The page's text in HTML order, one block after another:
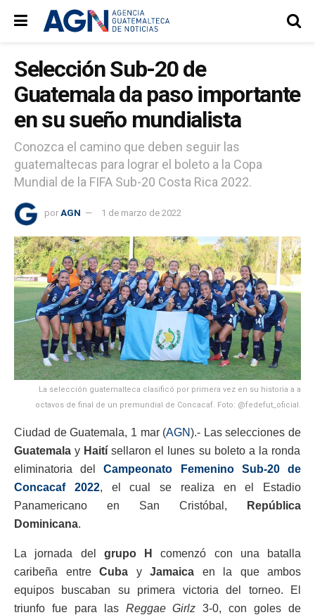
Selección Sub-20 de
Guatemala da paso importante
en su sueño mundialista
Conozca el camino que deben seguir las
guatemaltecas para lograr el boleto a la Copa
Mundial de la FIFA Sub-20 Costa Rica 2022.
por AGN 1 de marzo de 2022
La selección guatemalteca clasificó por primera vez en su historia a a
octavos de final de un premundial de Concacaf. Foto: @fedefut_oficial.
Ciudad de Guatemala, 1 mar (AGN).- Las selecciones de
Guatemala y Haití sellaron el lunes su boleto a la ronda
eliminatoria delCampeonato Femenino Sub-20 de
Concacaf 2022, el cual se realiza en el Estadio
Panamericano en San Cristóbal,
República
Dominicana.
La jornada del grupo H
comenzó con una batalla
caribeña entre Cuba yJamaica en la que ambos
equipos buscaban su primera victoria del torneo. El
triunfo fue para las Reggae Girlz 3-0, con goles de